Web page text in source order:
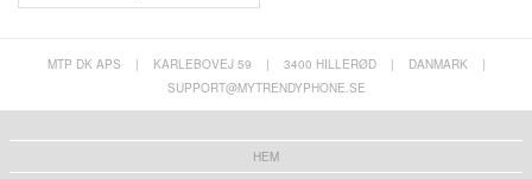
MTP DK APS | KARLEBOVEJ 59 | 3400 HILLERØD | DANMARK
|
SUPPORT@MYTRENDYPHONE.SE
HEM